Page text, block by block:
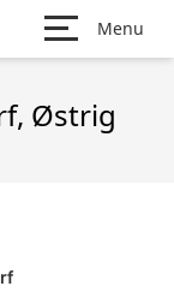
Menu
Østrig